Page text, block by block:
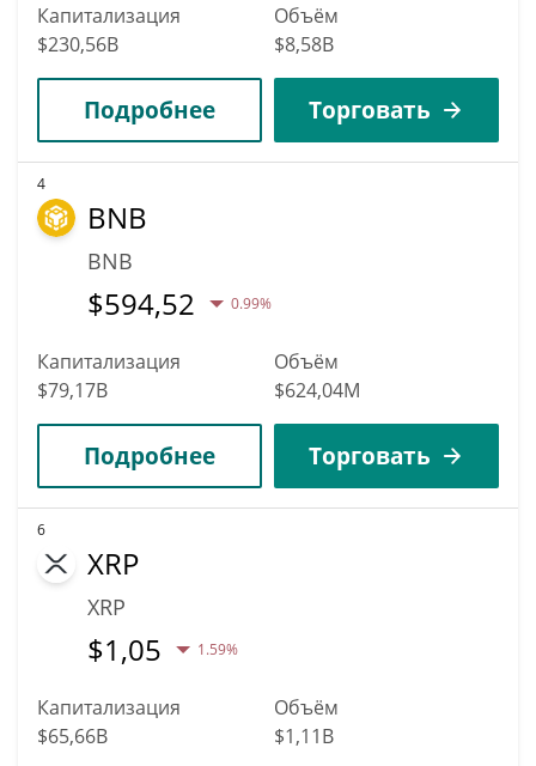
Капитализация
$230,56B
Объём
$8,58B
Подробнее Торговать
4
BNB
BNB
$594,52 0.99%
Капитализация
$79,17B
Объём
$624,04M
Подробнее Торговать
6
XRP
XRP
$1,05 1.59%
Капитализация
$65,66B
Объём
$1,11B